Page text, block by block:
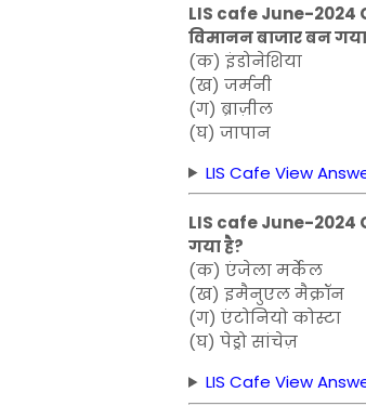
LIS cafe June-2024
विमानन बाजार बन
(क) इंडोनेशिया
(ख) जर्मनी
(ग) ब्राज़ील
(घ) जापान
LIS Cafe View
LIS cafe June-2024
गया है?
(क) एंजेला मर्केल
(ख) इमैनुएल मैक्रॉन
(ग) एंटोनियो कोस्टा
(घ) पेड्रो सांचेज़
LIS Cafe View